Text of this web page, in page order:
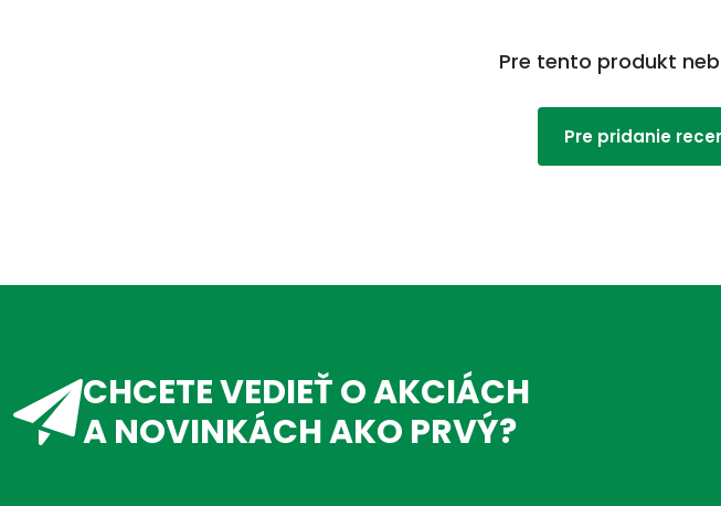
Pre tento produkt
Pre pridanie
CHCETE VEDIEŤ O AKCIÁCH
A NOVINKÁCH AKO PRVÝ?